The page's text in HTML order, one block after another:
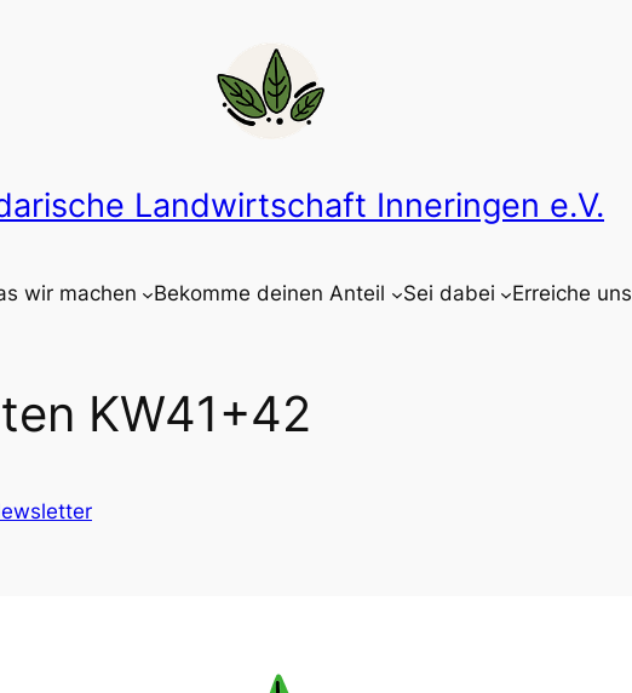
Landwirtschaft Inneringen e.V.
wir machen Bekomme deinen Anteil Sei dabei Erreiche uns
KW41+42